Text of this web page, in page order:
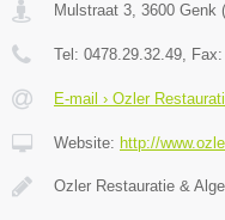
Mulstraat 3, 3600 Genk (
Tel: 0478.29.32.49, Fax:
E-mail › Ozler
Website: http://
Ozler Restauratie &